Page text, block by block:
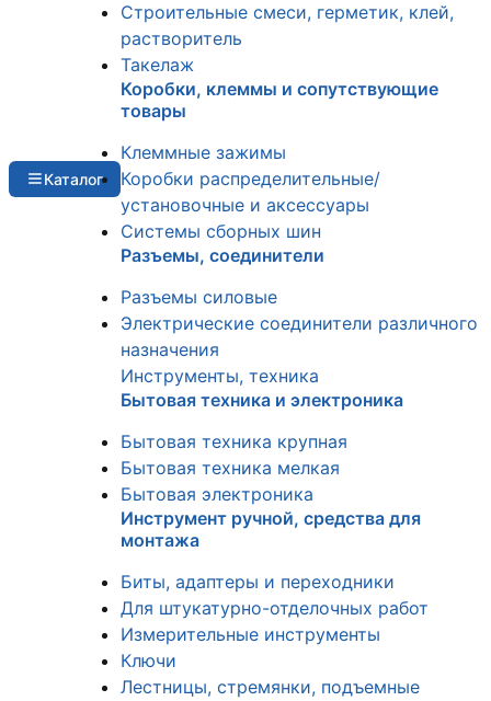
Каталог
Строительные смеси, герметик, клей,
растворитель
Такелаж
Коробки, клеммы и сопутствующие
товары
Клеммные зажимы
Коробки распределительные/
установочные и аксессуары
Системы сборных шин
Разъемы, соединители
Разъемы силовые
Электрические соединители различного
назначения
Инструменты, техника
Бытовая техника и электроника
Бытовая техника крупная
Бытовая техника мелкая
Бытовая электроника
Инструмент ручной, средства для
монтажа
Биты, адаптеры и переходники
Для штукатурно-отделочных работ
Измерительные инструменты
Ключи
Лестницы, стремянки, подъемные